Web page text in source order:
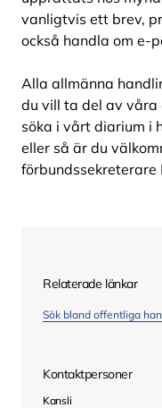
vanligtvis ett brev,
också handla om e-
Alla allmänna
du vill ta del av våra
söka i vårt diarium i
eller så är du
förbundssekreterare
Relaterade länkar
Sök bland offentliga
Kontaktpersoner
Kansli